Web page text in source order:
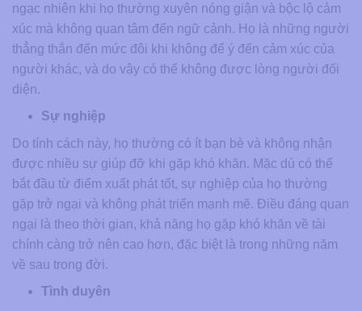
ngạc nhiên khi họ thường xuyên nóng giận và bộc lộ cảm
xúc mà không quan tâm đến ngữ cảnh. Họ là những người
thẳng thắn đến mức đôi khi không để ý đến cảm xúc của
người khác, và do vậy có thể không được lòng người đối
diện.
Sự nghiệp
Do tính cách này, họ thường có ít bạn bè và không nhận
được nhiều sự giúp đỡ khi gặp khó khăn. Mặc dù có thể
bắt đầu từ điểm xuất phát tốt, sự nghiệp của họ thường
gặp trở ngại và không phát triển mạnh mẽ. Điều đáng quan
ngại là theo thời gian, khả năng họ gặp khó khăn về tài
chính càng trở nên cao hơn, đặc biệt là trong những năm
về sau trong đời.
Tình duyên